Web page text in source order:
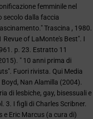
femminile nel
secolo dalla faccia
Trascina , 1980.
Revue of LaMonte's Best". I
p. 23. Estratto 11
" 10 anni prima di
Fuori rivista. Qui Media
Nan Alamilla (2004).
di lesbiche, gay, bisessuali e
3. I figli di Charles Scribner.
e Eric Marcus (a cura di)